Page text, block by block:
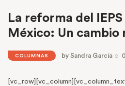
La reforma del
México: Un cambio
COLUMNAS bySandra García